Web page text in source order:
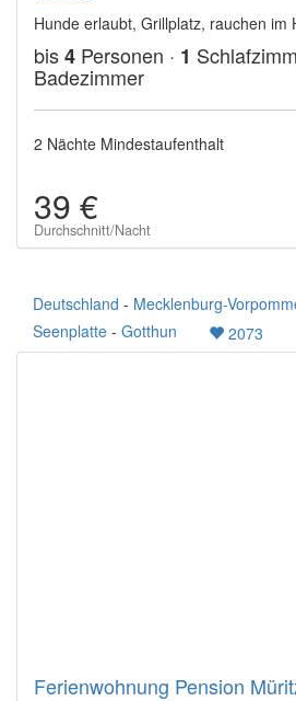
Hunde erlaubt, Grillplatz, rauchen im
bis4 Personen · 1
Badezimmer
2 Nächte Mindestaufenthalt
39 €
Durchschnitt/Nacht
Deutschland - Mecklenburg-
Seenplatte - Gotthun 2073
Ferienwohnung Pension